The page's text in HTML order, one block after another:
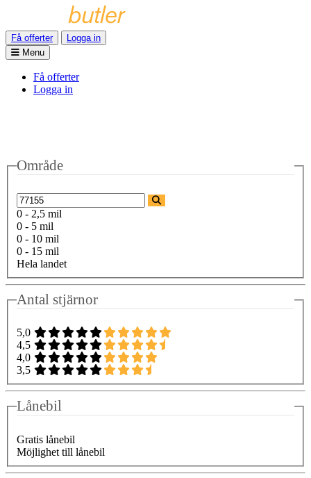
Få offerter
Logga in
Menu
Få offerter
Logga in
Område
0 - 2,5 mil
0 - 5 mil
0 - 10 mil
0 - 15 mil
Hela landet
Antal stjärnor
5,0
4,5
4,0
3,5
Lånebil
Gratis lånebil
Möjlighet till lånebil